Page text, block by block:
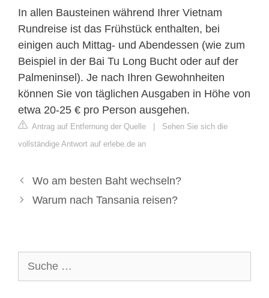
In allen Bausteinen während Ihrer Vietnam
Rundreise ist das Frühstück enthalten, bei
einigen auch Mittag- und Abendessen (wie zum
Beispiel in der Bai Tu Long Bucht oder auf der
Palmeninsel). Je nach Ihren Gewohnheiten
können Sie von täglichen Ausgaben in Höhe von
etwa 20-25 € pro Person ausgehen.
Antrag auf Entfernung der Quelle | Sehen Sie sich die
vollständige Antwort auf erlebe.de an
Wo am besten Baht wechseln?
Warum nach Tansania reisen?
nach: